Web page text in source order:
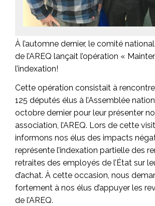
À l’automne dernier, le comité
de l’AREQ lançait l’opération «
l’indexation!
Cette opération consistait à
125 députés élus à l’Assemblée
octobre dernier pour leur présenter
association, l’AREQ. Lors de cette
informons nos élus des impacts
représente l’indexation partielle des
retraites des employés de l’État sur
d’achat. À cette occasion, nous
fortement à nos élus d’appuyer les
de l’AREQ.